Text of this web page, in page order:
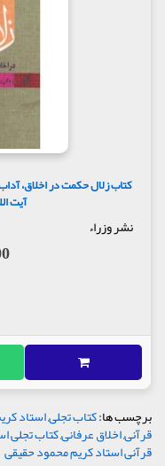
کتاب زلال حکمت در اخلاق،
آیت
نشر وزراء
برچسب ها:کتاب تجلی,استاد
قرآنی,اخلاق عرفانی,کتاب تجلی
قرآنی استاد کریم محمود حقیقی